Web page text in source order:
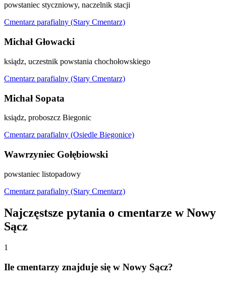
powstaniec styczniowy, naczelnik stacji
Cmentarz parafialny (Stary Cmentarz)
Michał Głowacki
ksiądz, uczestnik powstania chochołowskiego
Cmentarz parafialny (Stary Cmentarz)
Michał Sopata
ksiądz, proboszcz Biegonic
Cmentarz parafialny (Osiedle Biegonice)
Wawrzyniec Gołębiowski
powstaniec listopadowy
Cmentarz parafialny (Stary Cmentarz)
Najczęstsze pytania o cmentarze w Nowy
Sącz
1
Ile cmentarzy znajduje się w Nowy Sącz?